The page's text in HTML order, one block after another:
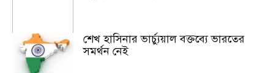
শেখ হাসিনার ভার্চ্যুয়াল বক্তব্যে ভারতের
সমর্থন নেই